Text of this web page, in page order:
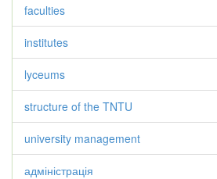
faculties
institutes
lyceums
structure of the TNTU
university management
адміністрація